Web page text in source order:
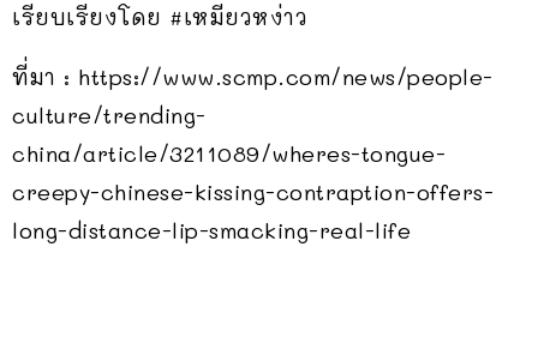
เรียบเรียงโดย #เหมียวหง่าว
ที่มา : https://www.scmp.com/news/people-
culture/trending-
china/article/3211089/wheres-tongue-
creepy-chinese-kissing-contraption-offers-
long-distance-lip-smacking-real-life